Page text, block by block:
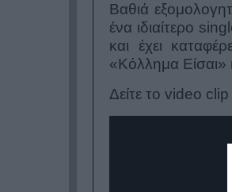
Βαθιά
ένα ιδιαίτερο
και έχει
«Κόλλημα Είσαι»
Δείτε το video